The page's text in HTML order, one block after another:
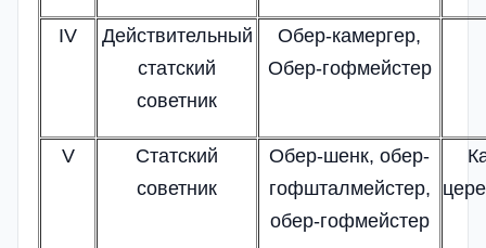
IV
Действительный
статский
советник
Обер-камергер,
Обер-гофмейстер
V
Статский
советник
Обер-шенк, обер-
гофшталмейстер,
обер-гофмейстер